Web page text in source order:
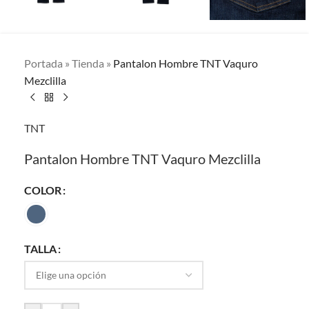
Portada » Tienda » Pantalon Hombre TNT Vaquro
Mezclilla
TNT
Pantalon Hombre TNT Vaquro Mezclilla
COLOR
TALLA